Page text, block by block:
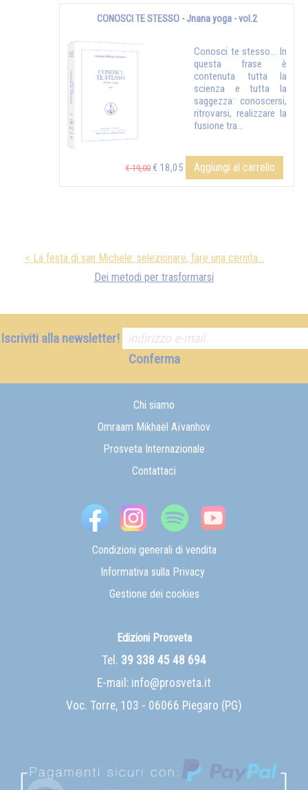
CONOSCI TE STESSO - Jnana yoga - vol.2
Conosci te stesso... In
questa frase è
contenuta tutta la
scienza e tutta la
saggezza: conoscersi,
ritrovarsi, realizzare la
fusione tra...
€ 19,00 € 18,05 Aggiungi al carrello
< La festa di san Michele: selezionare, fare una cernita...
Dei metodi per trasformarsi
Iscriviti alla newsletter!
Conferma
Chi siamo
Omraam Mikhaël Aïvanhov
Prosveta Internazionale
Contattaci
Condizioni generali di vendita
Informativa sulla Privacy
Gestione dei cookies
Edizioni Prosveta
Tel. 39 338 45 48 694
E-mail: info@prosveta.it
Voc. Torre, 103 - 06066 Piegaro (PG)